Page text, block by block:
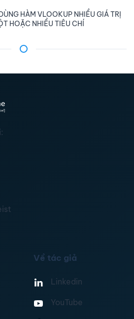
HÀM VLOOKUP NHIỀU GIÁ TRỊ
HOẶC NHIỀU TIÊU CHÍ
Về tác giả
Linkedin
YouTube